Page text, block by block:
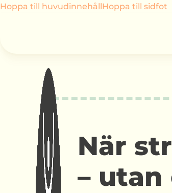
Hoppa till huvudinnehållHoppa till sidfot
När
–